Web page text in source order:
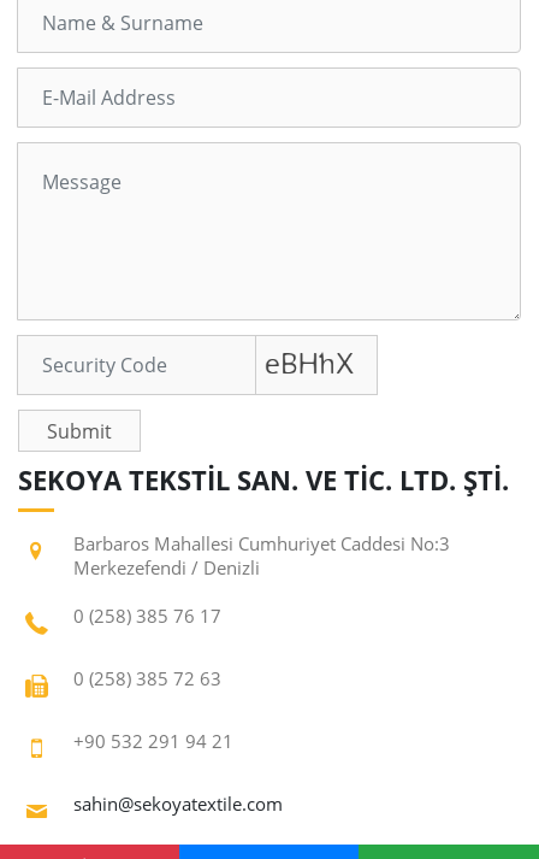
Submit
SEKOYA TEKSTİL SAN. VE TİC. LTD. ŞTİ.
Barbaros Mahallesi Cumhuriyet Caddesi No:3
Merkezefendi / Denizli
0 (258) 385 76 17
0 (258) 385 72 63
+90 532 291 94 21
sahin@sekoyatextile.com